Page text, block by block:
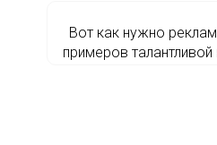
Вот как нужно
примеров